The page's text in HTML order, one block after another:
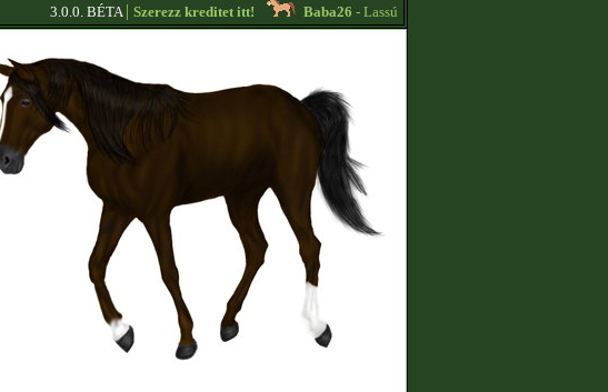
3.0.0. BÉTA|Szerezz kreditet itt! Baba26- Lassú körös edzőt keresek sürgősen!! -